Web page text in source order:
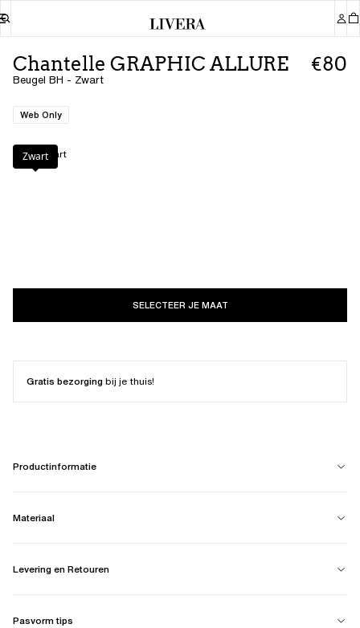
Chantelle GRAPHIC ALLURE
Beugel BH - Zwart
€80
Web Only
Kleur: Zwart
Zwart
SELECTEER JE MAAT
Gratis bezorgingbij je thuis!
Productinformatie
Materiaal
Levering en Retouren
Pasvorm tips